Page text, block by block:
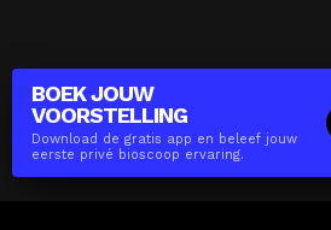
BOEK JOUW
VOORSTELLING
Download de gratis app en beleef jouw
eerste privé bioscoop ervaring.